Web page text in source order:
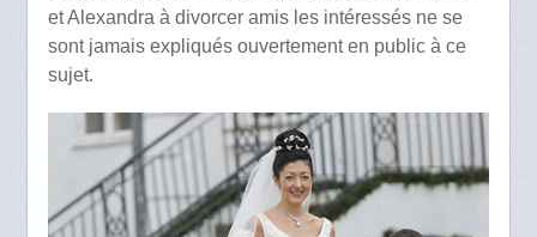
et Alexandra à divorcer amis les intéressés ne se
sont jamais expliqués ouvertement en public à ce
sujet.